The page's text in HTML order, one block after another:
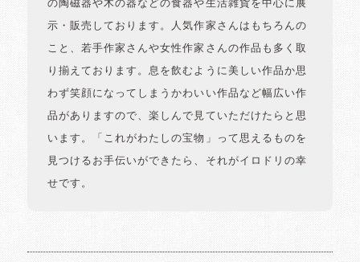
の陶磁器や木の器などの食器や生活雑貨を中心に展
示・販売しております。人気作家さんはもちろんの
こと、若手作家さんや女性作家さんの作品も多く取
り揃えております。息を飲むように美しい作品か思
わず笑顔になってしまうかわいい作品など幅広い作
品がありますので、楽しんで見ていただけたらと思
います。「これがわたしの宝物」って思えるものを
見つけるお手伝いができたら、それがイロドリの幸
せです。